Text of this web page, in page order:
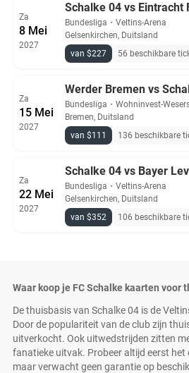
Za
8 Mei
2027
Schalke 04 vs Eintracht
Bundesliga ・ Veltins-Arena
Gelsenkirchen, Duitsland
van $227
56 beschikbare
Za
15 Mei
2027
Werder Bremen vs
Bundesliga ・ Wohninvest-
Bremen, Duitsland
van $111
136 beschikbare
Za
22 Mei
2027
Schalke 04 vs Bayer
Bundesliga ・ Veltins-Arena
Gelsenkirchen, Duitsland
van $352
106 beschikbare
Waar koop je FC Schalke kaarten voor
De thuisbasis van Schalke 04 is de
Door de populariteit van de club zijn
uitverkocht. Ook uitwedstrijden zitten
fanatieke uitvak. Probeer altijd eerst het
maar verwacht geen garantie op